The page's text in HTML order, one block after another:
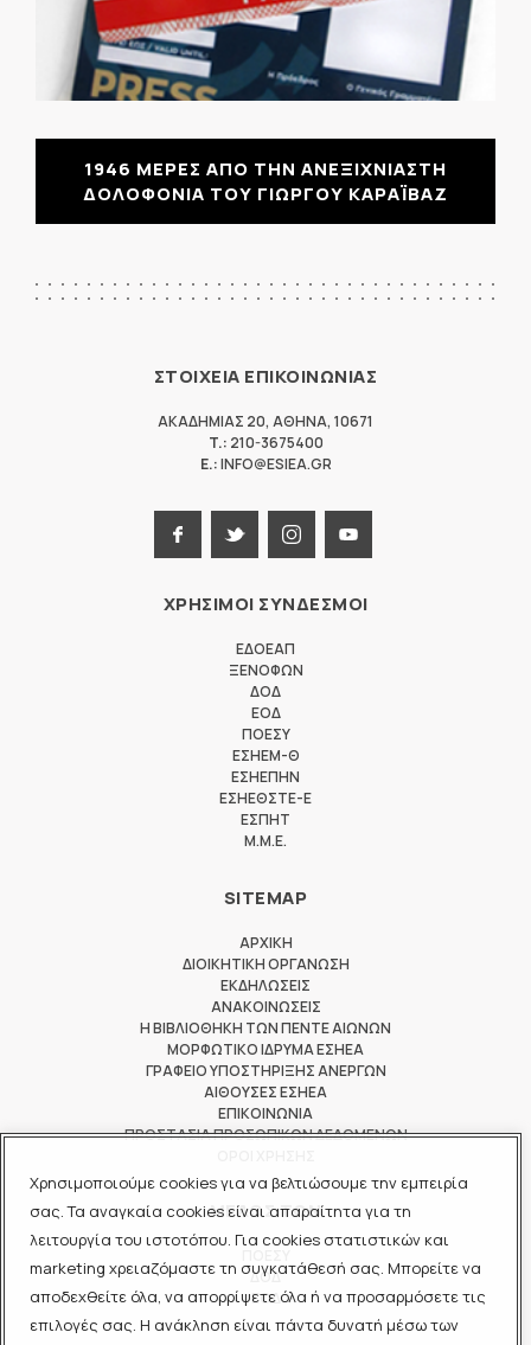
Χρησιμοποιούμε cookies για να βελτιώσουμε την εμπειρία
σας. Τα αναγκαία cookies είναι απαραίτητα για τη
λειτουργία του ιστοτόπου. Για cookies στατιστικών και
marketing χρειαζόμαστε τη συγκατάθεσή σας. Μπορείτε να
αποδεχθείτε όλα, να απορρίψετε όλα ή να προσαρμόσετε τις
επιλογές σας. Η ανάκληση είναι πάντα δυνατή μέσω των
1946 ΜΕΡΕΣ ΑΠΟ ΤΗΝ ΑΝΕΞΙΧΝΙΑΣΤΗ
ΔΟΛΟΦΟΝΙΑ ΤΟΥ ΓΙΩΡΓΟΥ ΚΑΡΑΪΒΑΖ
ΣΤΟΙΧΕΙΑ ΕΠΙΚΟΙΝΩΝΙΑΣ
ΑΚΑΔΗΜΙΑΣ 20, ΑΘΗΝΑ, 10671
T.: 210-3675400
E.:INFO@ESIEA.GR
ΧΡΗΣΙΜΟΙ ΣΥΝΔΕΣΜΟΙ
ΕΔΟΕΑΠ
ΞΕΝΟΦΩΝ
ΔΟΔ
ΕΟΔ
ΠΟΕΣΥ
ΕΣΗΕΜ-Θ
ΕΣΗΕΠΗΝ
ΕΣΗΕΘΣΤΕ-Ε
ΕΣΠΗΤ
M.M.E.
SITEMAP
ΑΡΧΙΚΗ
ΔΙΟΙΚΗΤΙΚΗ ΟΡΓΑΝΩΣΗ
ΕΚΔΗΛΩΣΕΙΣ
ΑΝΑΚΟΙΝΩΣΕΙΣ
Η ΒΙΒΛΙΟΘΗΚΗ ΤΩΝ ΠΕΝΤΕ ΑΙΩΝΩΝ
ΜΟΡΦΩΤΙΚΟ ΙΔΡΥΜΑ ΕΣΗΕΑ
ΓΡΑΦΕΙΟ ΥΠΟΣΤΗΡΙΞΗΣ ΑΝΕΡΓΩΝ
ΑΙΘΟΥΣΕΣ ΕΣΗΕΑ
ΕΠΙΚΟΙΝΩΝΙΑ
ΠΡΟΣΤΑΣΙΑ ΠΡΟΣΩΠΙΚΩΝ ΔΕΔΟΜΕΝΩΝ
ΜΕΛΟΣ ΤΩΝ
ΔΟΔ
ΕΟΔ